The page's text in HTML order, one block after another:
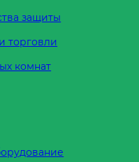
защиты
торговли
комнат